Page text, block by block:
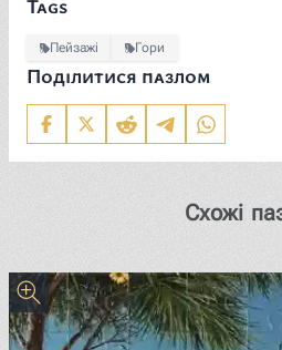
Tags
Пейзажі Гори
Поділитися пазлом
Схожі